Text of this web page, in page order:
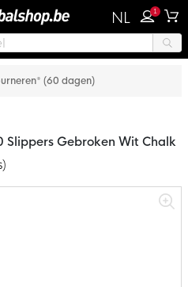
NL 1
(60 dagen)
Gebroken Wit Chalk
)